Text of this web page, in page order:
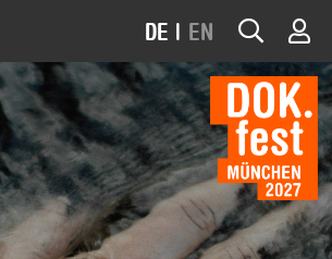
DE | EN